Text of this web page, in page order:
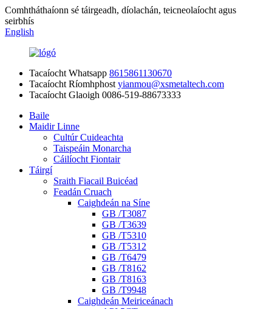
Comhtháthaíonn sé táirgeadh, díolachán, teicneolaíocht agus
seirbhís
English
Tacaíocht Whatsapp 8615861130670
Tacaíocht Ríomhphost yianmou@xsmetaltech.com
Tacaíocht Glaoigh 0086-519-88673333
Baile
Maidir Linne
Cultúr Cuideachta
Taispeáin Monarcha
Cáilíocht Fiontair
Táirgí
Sraith Fiacail Buicéad
Feadán Cruach
Caighdeán na Síne
GB /T3087
GB /T3639
GB /T5310
GB /T5312
GB /T6479
GB /T8162
GB /T8163
GB /T9948
Caighdeán Meiriceánach